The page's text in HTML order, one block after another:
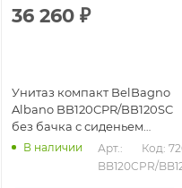
36 260 ₽
Унитаз компакт BelBagno
Albano BB120CPR/BB120SC
без бачка с сиденьем
микролифт, белый
В наличии
Арт.:
BB120CPR/
Код: